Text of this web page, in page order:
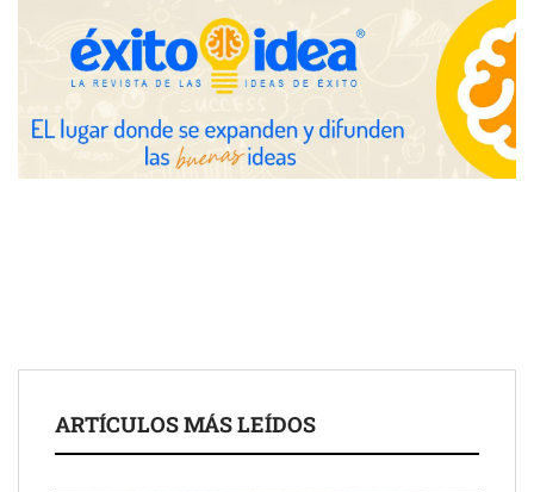
Zoomex mejora su Strategy Center con herramientas
avanzadas para trading estratégico
COMPALISS de LYSOTRIC: cuando un solo producto multiplica
las posibilidades del salón profesional
ARTÍCULOS MÁS LEÍDOS